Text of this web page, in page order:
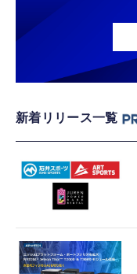
新着リリース一覧